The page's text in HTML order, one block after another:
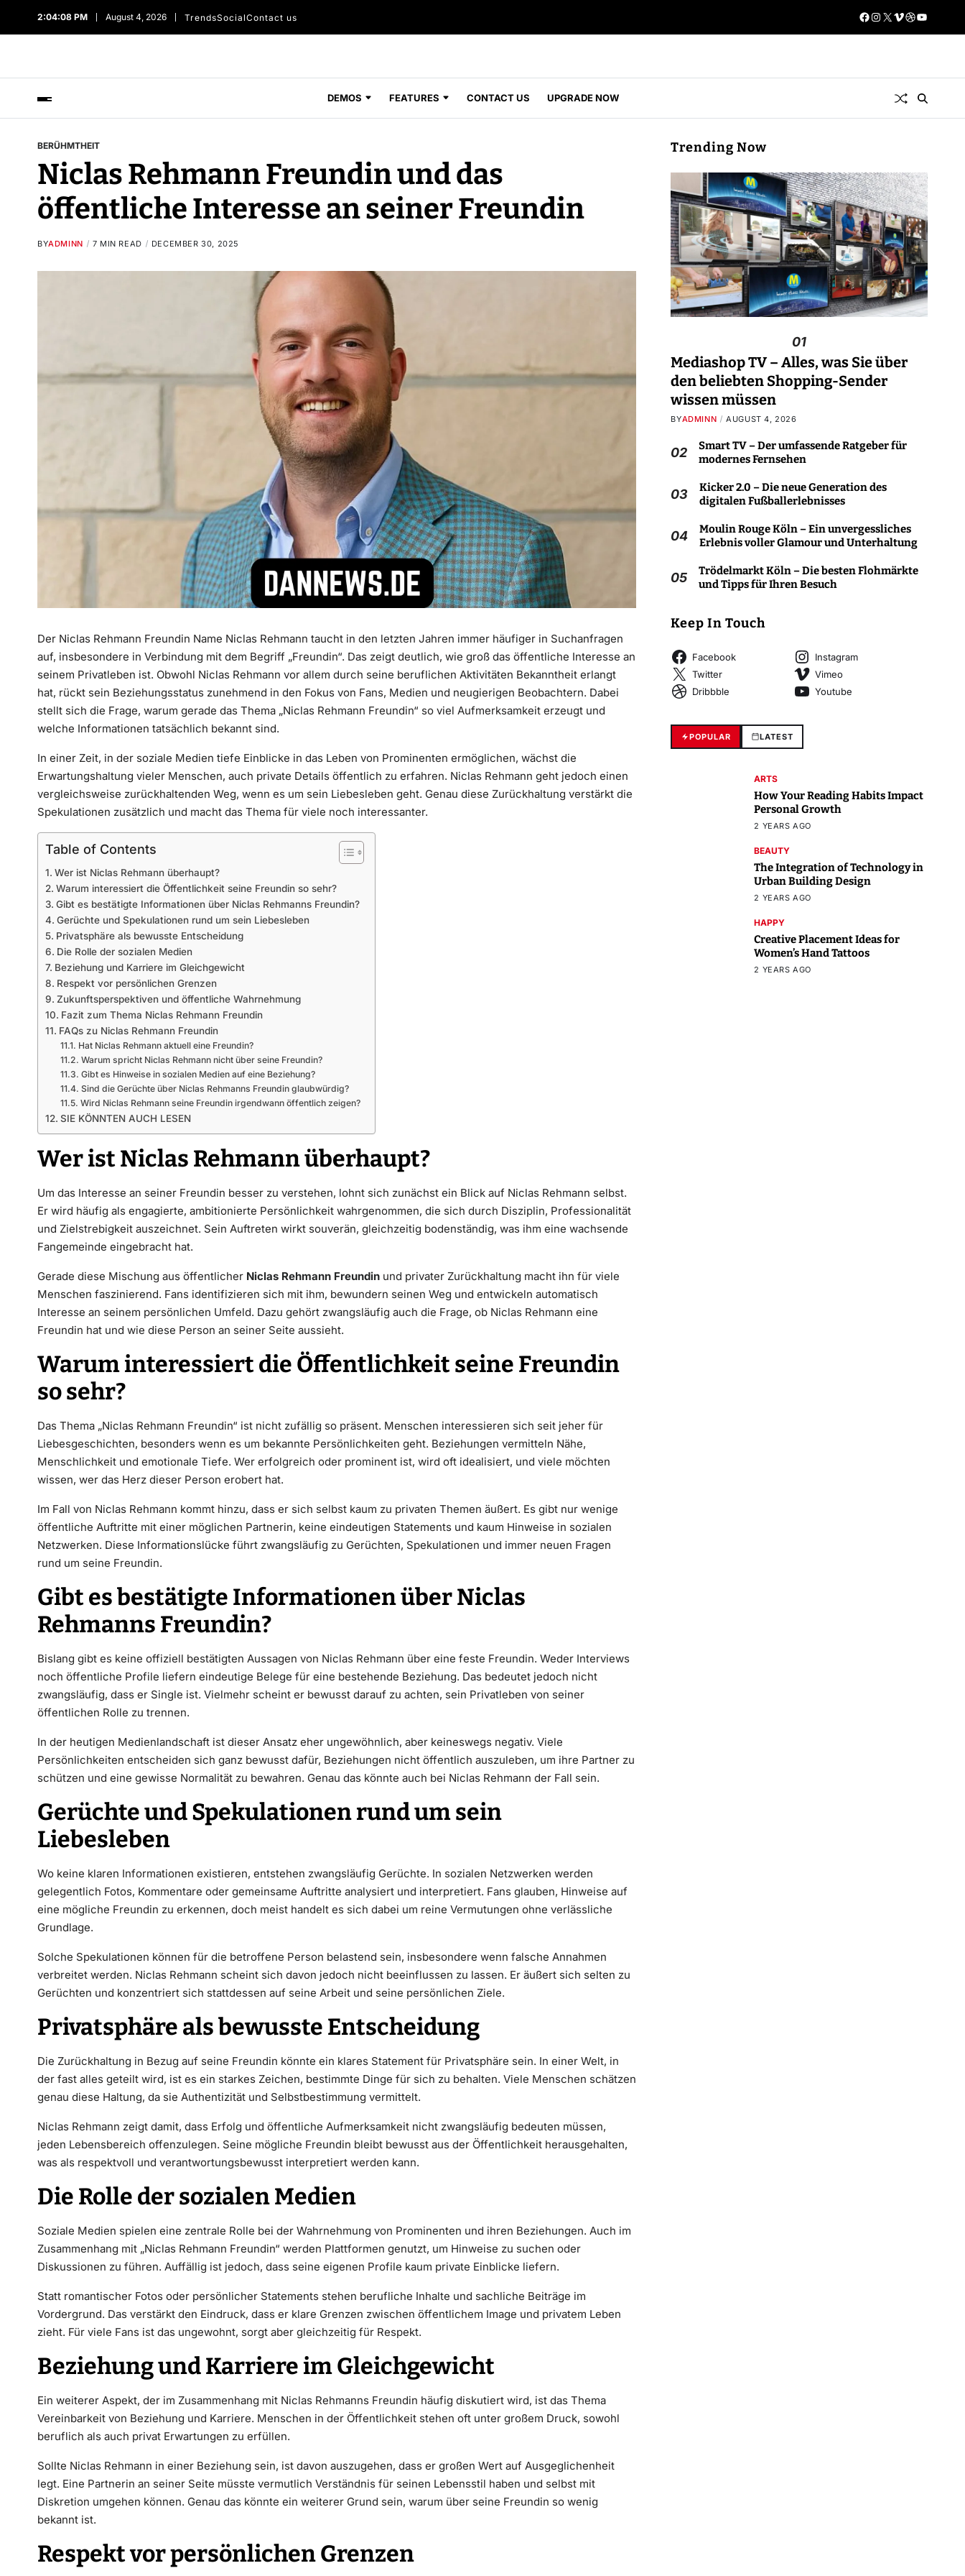
2:04:09 PM August 4, 2026 TrendsSocialContact us
DEMOS FEATURES CONTACT US UPGRADE NOW
BERÜHMTHEIT
Niclas Rehmann Freundin und das
öffentliche Interesse an seiner Freundin
BYADMINN 7 MIN READ DECEMBER 30, 2025
Der Niclas Rehmann Freundin Name Niclas Rehmann taucht in den letzten Jahren immer häufiger in Suchanfragen
auf, insbesondere in Verbindung mit dem Begriff „Freundin“. Das zeigt deutlich, wie groß das öffentliche Interesse an
seinem Privatleben ist. Obwohl Niclas Rehmann vor allem durch seine beruflichen Aktivitäten Bekanntheit erlangt
hat, rückt sein Beziehungsstatus zunehmend in den Fokus von Fans, Medien und neugierigen Beobachtern. Dabei
stellt sich die Frage, warum gerade das Thema „Niclas Rehmann Freundin“ so viel Aufmerksamkeit erzeugt und
welche Informationen tatsächlich bekannt sind.
In einer Zeit, in der soziale Medien tiefe Einblicke in das Leben von Prominenten ermöglichen, wächst die
Erwartungshaltung vieler Menschen, auch private Details öffentlich zu erfahren. Niclas Rehmann geht jedoch einen
vergleichsweise zurückhaltenden Weg, wenn es um sein Liebesleben geht. Genau diese Zurückhaltung verstärkt die
Spekulationen zusätzlich und macht das Thema für viele noch interessanter.
Table of Contents
Wer ist Niclas Rehmann überhaupt?
Warum interessiert die Öffentlichkeit seine Freundin so sehr?
Gibt es bestätigte Informationen über Niclas Rehmanns Freundin?
Gerüchte und Spekulationen rund um sein Liebesleben
Privatsphäre als bewusste Entscheidung
Die Rolle der sozialen Medien
Beziehung und Karriere im Gleichgewicht
Respekt vor persönlichen Grenzen
Zukunftsperspektiven und öffentliche Wahrnehmung
Fazit zum Thema Niclas Rehmann Freundin
FAQs zu Niclas Rehmann Freundin
Hat Niclas Rehmann aktuell eine Freundin?
Warum spricht Niclas Rehmann nicht über seine Freundin?
Gibt es Hinweise in sozialen Medien auf eine Beziehung?
Sind die Gerüchte über Niclas Rehmanns Freundin glaubwürdig?
Wird Niclas Rehmann seine Freundin irgendwann öffentlich zeigen?
SIE KÖNNTEN AUCH LESEN
Wer ist Niclas Rehmann überhaupt?
Um das Interesse an seiner Freundin besser zu verstehen, lohnt sich zunächst ein Blick auf Niclas Rehmann selbst.
Er wird häufig als engagierte, ambitionierte Persönlichkeit wahrgenommen, die sich durch Disziplin, Professionalität
und Zielstrebigkeit auszeichnet. Sein Auftreten wirkt souverän, gleichzeitig bodenständig, was ihm eine wachsende
Fangemeinde eingebracht hat.
Gerade diese Mischung aus öffentlicher Niclas Rehmann Freundin und privater Zurückhaltung macht ihn für viele
Menschen faszinierend. Fans identifizieren sich mit ihm, bewundern seinen Weg und entwickeln automatisch
Interesse an seinem persönlichen Umfeld. Dazu gehört zwangsläufig auch die Frage, ob Niclas Rehmann eine
Freundin hat und wie diese Person an seiner Seite aussieht.
Warum interessiert die Öffentlichkeit seine Freundin
so sehr?
Das Thema „Niclas Rehmann Freundin“ ist nicht zufällig so präsent. Menschen interessieren sich seit jeher für
Liebesgeschichten, besonders wenn es um bekannte Persönlichkeiten geht. Beziehungen vermitteln Nähe,
Menschlichkeit und emotionale Tiefe. Wer erfolgreich oder prominent ist, wird oft idealisiert, und viele möchten
wissen, wer das Herz dieser Person erobert hat.
Im Fall von Niclas Rehmann kommt hinzu, dass er sich selbst kaum zu privaten Themen äußert. Es gibt nur wenige
öffentliche Auftritte mit einer möglichen Partnerin, keine eindeutigen Statements und kaum Hinweise in sozialen
Netzwerken. Diese Informationslücke führt zwangsläufig zu Gerüchten, Spekulationen und immer neuen Fragen
rund um seine Freundin.
Gibt es bestätigte Informationen über Niclas
Rehmanns Freundin?
Bislang gibt es keine offiziell bestätigten Aussagen von Niclas Rehmann über eine feste Freundin. Weder Interviews
noch öffentliche Profile liefern eindeutige Belege für eine bestehende Beziehung. Das bedeutet jedoch nicht
zwangsläufig, dass er Single ist. Vielmehr scheint er bewusst darauf zu achten, sein Privatleben von seiner
öffentlichen Rolle zu trennen.
In der heutigen Medienlandschaft ist dieser Ansatz eher ungewöhnlich, aber keineswegs negativ. Viele
Persönlichkeiten entscheiden sich ganz bewusst dafür, Beziehungen nicht öffentlich auszuleben, um ihre Partner zu
schützen und eine gewisse Normalität zu bewahren. Genau das könnte auch bei Niclas Rehmann der Fall sein.
Gerüchte und Spekulationen rund um sein
Liebesleben
Wo keine klaren Informationen existieren, entstehen zwangsläufig Gerüchte. In sozialen Netzwerken werden
gelegentlich Fotos, Kommentare oder gemeinsame Auftritte analysiert und interpretiert. Fans glauben, Hinweise auf
eine mögliche Freundin zu erkennen, doch meist handelt es sich dabei um reine Vermutungen ohne verlässliche
Grundlage.
Solche Spekulationen können für die betroffene Person belastend sein, insbesondere wenn falsche Annahmen
verbreitet werden. Niclas Rehmann scheint sich davon jedoch nicht beeinflussen zu lassen. Er äußert sich selten zu
Gerüchten und konzentriert sich stattdessen auf seine Arbeit und seine persönlichen Ziele.
Privatsphäre als bewusste Entscheidung
Die Zurückhaltung in Bezug auf seine Freundin könnte ein klares Statement für Privatsphäre sein. In einer Welt, in
der fast alles geteilt wird, ist es ein starkes Zeichen, bestimmte Dinge für sich zu behalten. Viele Menschen schätzen
genau diese Haltung, da sie Authentizität und Selbstbestimmung vermittelt.
Niclas Rehmann zeigt damit, dass Erfolg und öffentliche Aufmerksamkeit nicht zwangsläufig bedeuten müssen,
jeden Lebensbereich offenzulegen. Seine mögliche Freundin bleibt bewusst aus der Öffentlichkeit herausgehalten,
was als respektvoll und verantwortungsbewusst interpretiert werden kann.
Die Rolle der sozialen Medien
Soziale Medien spielen eine zentrale Rolle bei der Wahrnehmung von Prominenten und ihren Beziehungen. Auch im
Zusammenhang mit „Niclas Rehmann Freundin“ werden Plattformen genutzt, um Hinweise zu suchen oder
Diskussionen zu führen. Auffällig ist jedoch, dass seine eigenen Profile kaum private Einblicke liefern.
Statt romantischer Fotos oder persönlicher Statements stehen berufliche Inhalte und sachliche Beiträge im
Vordergrund. Das verstärkt den Eindruck, dass er klare Grenzen zwischen öffentlichem Image und privatem Leben
zieht. Für viele Fans ist das ungewohnt, sorgt aber gleichzeitig für Respekt.
Beziehung und Karriere im Gleichgewicht
Ein weiterer Aspekt, der im Zusammenhang mit Niclas Rehmanns Freundin häufig diskutiert wird, ist das Thema
Vereinbarkeit von Beziehung und Karriere. Menschen in der Öffentlichkeit stehen oft unter großem Druck, sowohl
beruflich als auch privat Erwartungen zu erfüllen.
Sollte Niclas Rehmann in einer Beziehung sein, ist davon auszugehen, dass er großen Wert auf Ausgeglichenheit
legt. Eine Partnerin an seiner Seite müsste vermutlich Verständnis für seinen Lebensstil haben und selbst mit
Diskretion umgehen können. Genau das könnte ein weiterer Grund sein, warum über seine Freundin so wenig
bekannt ist.
Respekt vor persönlichen Grenzen
Trending Now
01
Mediashop TV – Alles, was Sie über
den beliebten Shopping-Sender
wissen müssen
BYADMINN AUGUST 4, 2026
02
Smart TV – Der umfassende Ratgeber für
modernes Fernsehen
03
Kicker 2.0 – Die neue Generation des
digitalen Fußballerlebnisses
04
Moulin Rouge Köln – Ein unvergessliches
Erlebnis voller Glamour und Unterhaltung
05
Trödelmarkt Köln – Die besten Flohmärkte
und Tipps für Ihren Besuch
Keep In Touch
Facebook
Instagram
Twitter
Vimeo
Dribbble
Youtube
POPULAR LATEST
ARTS
How Your Reading Habits Impact
Personal Growth
2 YEARS AGO
BEAUTY
The Integration of Technology in
Urban Building Design
2 YEARS AGO
HAPPY
Creative Placement Ideas for
Women’s Hand Tattoos
2 YEARS AGO